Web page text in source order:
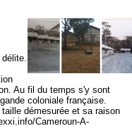
Au fil du temps s'y sont
coloniale française.
démesurée et sa raison
Cameroun-A-